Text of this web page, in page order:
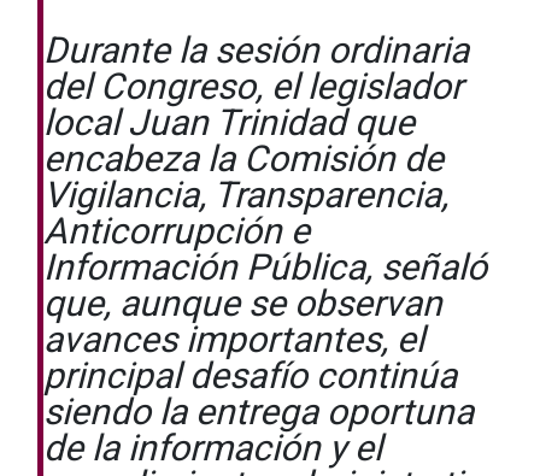
Durante la sesión ordinaria
del Congreso, el legislador
local Juan Trinidad que
encabeza la Comisión de
Vigilancia, Transparencia,
Anticorrupción e
Información Pública, señaló
que, aunque se observan
avances importantes, el
principal desafío continúa
siendo la entrega oportuna
de la información y el